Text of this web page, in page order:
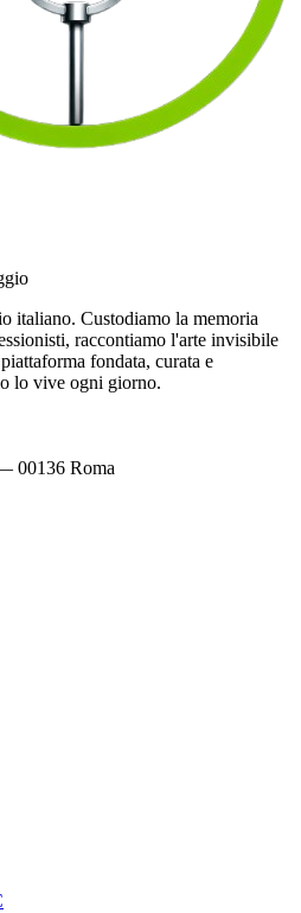
italiano. Custodiamo la memoria
raccontiamo l'arte invisibile
fondata, curata e
lo vive ogni giorno.
00136 Roma